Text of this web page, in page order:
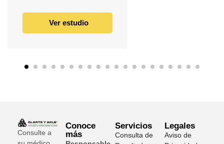
Ver estudio
Consulte a
Conoce
más
Servicios
Consulta de
Legales
Aviso de